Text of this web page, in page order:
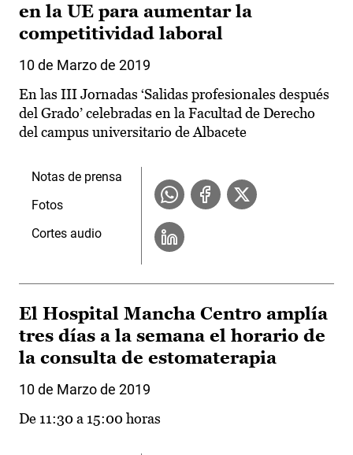
en la UE para aumentar la
competitividad laboral
10 de Marzo de 2019
En las III Jornadas ‘Salidas profesionales después
del Grado’ celebradas en la Facultad de Derecho
del campus universitario de Albacete
Notas de prensa
Fotos
Cortes audio
El Hospital Mancha Centro amplía
tres días a la semana el horario de
la consulta de estomaterapia
10 de Marzo de 2019
De 11:30 a 15:00 horas